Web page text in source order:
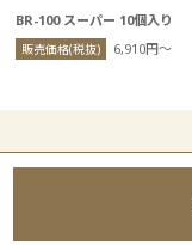
BR-100 スーパー 10個入り
販売価格(税抜) 6,910円〜